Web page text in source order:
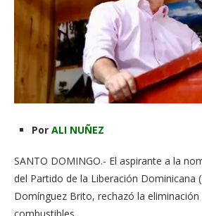
Por ALI NUÑEZ
SANTO DOMINGO.- El aspirante a la
del Partido de la Liberación Dominicana
Domínguez Brito, rechazó la eliminación
combustibles.